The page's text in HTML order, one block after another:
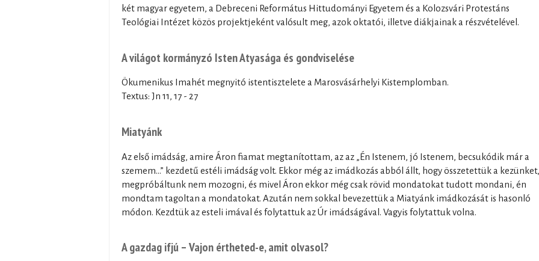
két magyar egyetem, a Debreceni Református Hittudományi Egyetem és a Kolozsvári Protestáns
Teológiai Intézet közös projektjeként valósult meg, azok oktatói, illetve diákjainak a részvételével.
A világot kormányzó Isten Atyasága és gondviselése
Ökumenikus Imahét megnyitó istentisztelete a Marosvásárhelyi Kistemplomban.
Textus: Jn 11, 17 - 27
Miatyánk
Az első imádság, amire Áron fiamat megtanítottam, az az „Én Istenem, jó Istenem, becsukódik már a
szemem…” kezdetű estéli imádság volt. Ekkor még az imádkozás abból állt, hogy összetettük a kezünket,
megpróbáltunk nem mozogni, és mivel Áron ekkor még csak rövid mondatokat tudott mondani, én
mondtam tagoltan a mondatokat. Azután nem sokkal bevezettük a Miatyánk imádkozását is hasonló
módon. Kezdtük az esteli imával és folytattuk az Úr imádságával. Vagyis folytattuk volna.
A gazdag ifjú – Vajon értheted-e, amit olvasol?